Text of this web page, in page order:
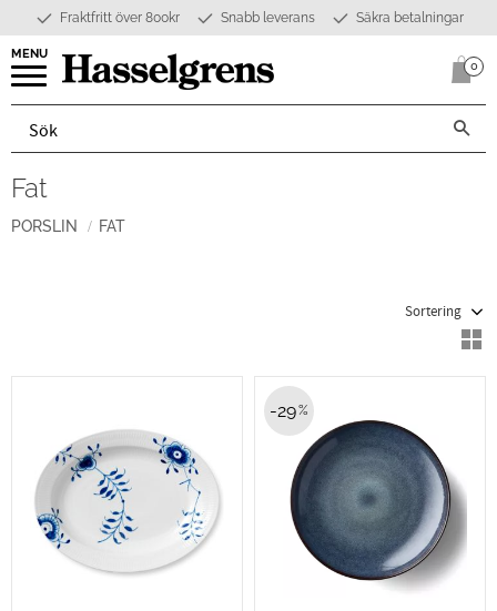
Meny
Fraktfritt över 800kr Snabb leverans Säkra betalningar
0
Fat
PORSLIN FAT
29%